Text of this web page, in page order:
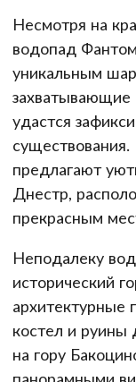
Несмотря на
водопад
уникальным
захватывающие
удастся
предлагают
Днестр,
прекрасным
Неподалеку
исторический
архитектурные
костел и руины
на гору